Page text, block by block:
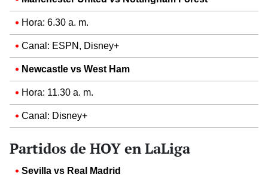
Hora: 6.30 a. m.
Canal: ESPN, Disney+
Newcastle vs West Ham
Hora: 11.30 a. m.
Canal: Disney+
Partidos de HOY en LaLiga
Sevilla vs Real Madrid